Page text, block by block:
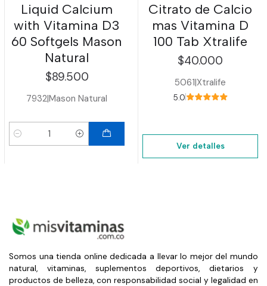
Liquid Calcium
with Vitamina D3
60 Softgels Mason
Natural
$89.500
7932|Mason Natural
Cantidad
Citrato de Calcio
mas Vitamina D
100 Tab Xtralife
$40.000
5061|Xtralife
5.0
Ver detalles
Somos una tienda online dedicada a llevar lo mejor del mundo
natural, vitaminas, suplementos deportivos, dietarios y
productos de belleza, con responsabilidad social y legalidad en